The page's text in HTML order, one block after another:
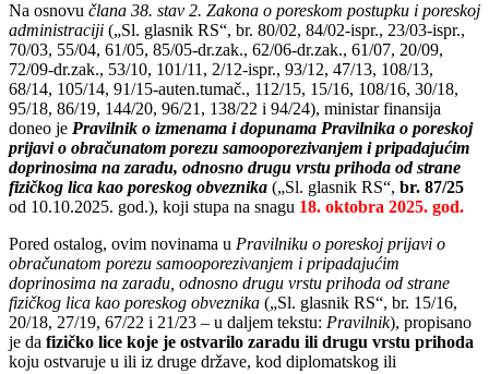
Na osnovu člana 38. stav 2. Zakona o poreskom postupku i poreskoj
administraciji („Sl. glasnik RS“, br. 80/02, 84/02-ispr., 23/03-ispr.,
70/03, 55/04, 61/05, 85/05-dr.zak., 62/06-dr.zak., 61/07, 20/09,
72/09-dr.zak., 53/10, 101/11, 2/12-ispr., 93/12, 47/13, 108/13,
68/14, 105/14, 91/15-auten.tumač., 112/15, 15/16, 108/16, 30/18,
95/18, 86/19, 144/20, 96/21, 138/22 i 94/24), ministar finansija
doneo je Pravilnik o izmenama i dopunama Pravilnika o poreskoj
prijavi o obračunatom porezu samooporezivanjem i pripadajućim
doprinosima na zaradu, odnosno drugu vrstu prihoda od strane
fizičkog lica kao poreskog obveznika („Sl. glasnik RS“, br. 87/25
od 10.10.2025. god.), koji stupa na snagu 18. oktobra 2025. god.
Pored ostalog, ovim novinama u Pravilniku o poreskoj prijavi o
obračunatom porezu samooporezivanjem i pripadajućim
doprinosima na zaradu, odnosno drugu vrstu prihoda od strane
fizičkog lica kao poreskog obveznika („Sl. glasnik RS“, br. 15/16,
20/18, 27/19, 67/22 i 21/23 – u daljem tekstu: Pravilnik), propisano
je da fizičko lice koje je ostvarilo zaradu ili drugu vrstu prihoda
koju ostvaruje u ili iz druge države, kod diplomatskog ili